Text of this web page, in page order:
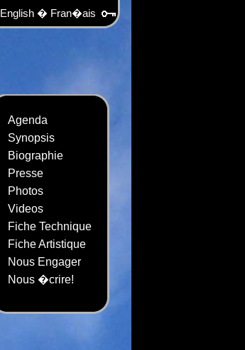
English� Fran�ais
Agenda
Synopsis
Biographie
Presse
Photos
Videos
Fiche Technique
Fiche Artistique
Nous Engager
Nous �crire!